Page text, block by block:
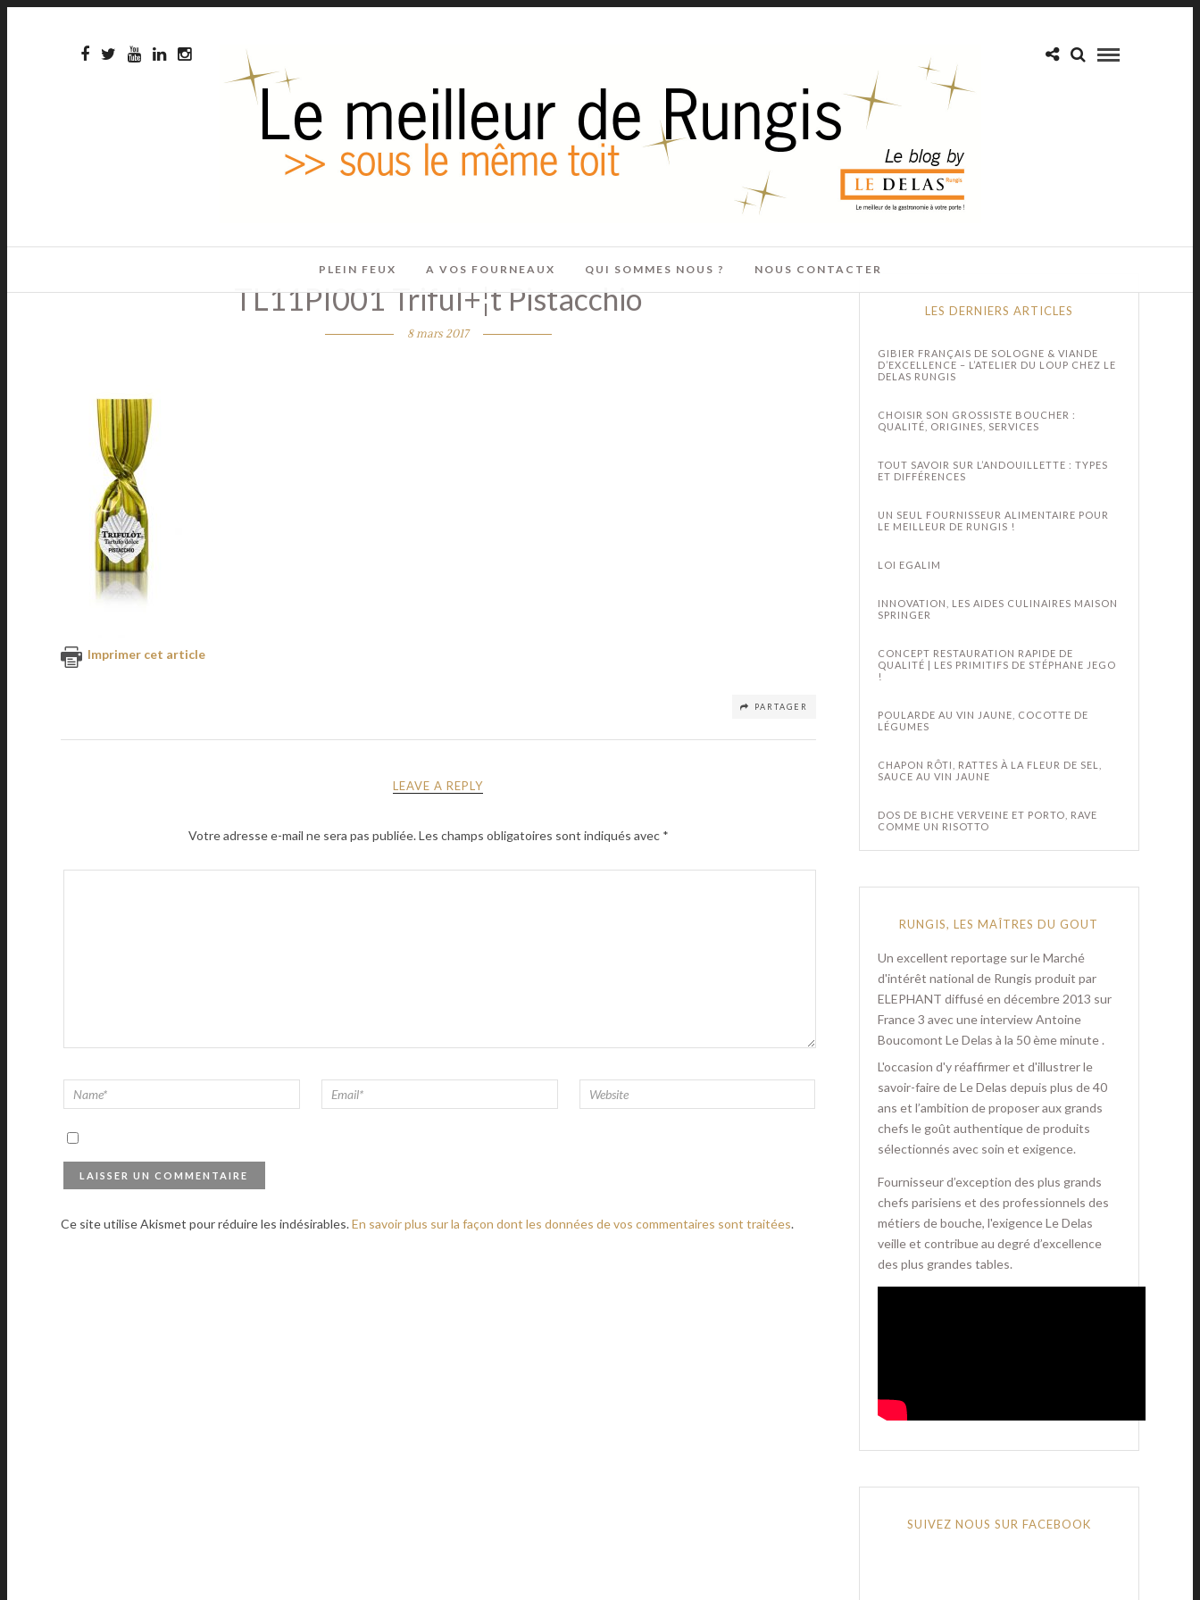
PLEIN FEUX A VOS FOURNEAUX QUI SOMMES NOUS ? NOUS CONTACTER
TL11PI001 Triful+¦t Pistacchio
8 mars 2017
Imprimer cet article
PARTAGER
LEAVE A REPLY
Votre adresse e-mail ne sera pas publiée.Les champs obligatoires sont indiqués avec *
Ce site utilise Akismet pour réduire les indésirables.En savoir plus sur la façon dont les données de vos commentaires sont traitées.
LES DERNIERS ARTICLES
GIBIER FRANÇAIS DE SOLOGNE & VIANDE
D’EXCELLENCE – L’ATELIER DU LOUP CHEZ LE
DELAS RUNGIS
CHOISIR SON GROSSISTE BOUCHER :
QUALITÉ, ORIGINES, SERVICES
TOUT SAVOIR SUR L’ANDOUILLETTE : TYPES
ET DIFFÉRENCES
UN SEUL FOURNISSEUR ALIMENTAIRE POUR
LE MEILLEUR DE RUNGIS !
LOI EGALIM
INNOVATION, LES AIDES CULINAIRES MAISON
SPRINGER
CONCEPT RESTAURATION RAPIDE DE
QUALITÉ | LES PRIMITIFS DE STÉPHANE JEGO
!
POULARDE AU VIN JAUNE, COCOTTE DE
LÉGUMES
CHAPON RÔTI, RATTES À LA FLEUR DE SEL,
SAUCE AU VIN JAUNE
DOS DE BICHE VERVEINE ET PORTO, RAVE
COMME UN RISOTTO
RUNGIS, LES MAÎTRES DU GOUT
Un excellent reportage sur le Marché
d'intérêt national de Rungis produit par
ELEPHANT diffusé en décembre 2013 sur
France 3 avec une interview Antoine
Boucomont Le Delas à la 50 ème minute .
L'occasion d'y réaffirmer et d'illustrer le
savoir-faire de Le Delas depuis plus de 40
ans et l’ambition de proposer aux grands
chefs le goût authentique de produits
sélectionnés avec soin et exigence.
Fournisseur d’exception des plus grands
chefs parisiens et des professionnels des
métiers de bouche, l'exigence Le Delas
veille et contribue au degré d’excellence
des plus grandes tables.
SUIVEZ NOUS SUR FACEBOOK